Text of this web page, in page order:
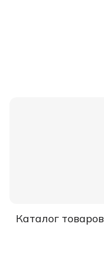
Каталог товаров